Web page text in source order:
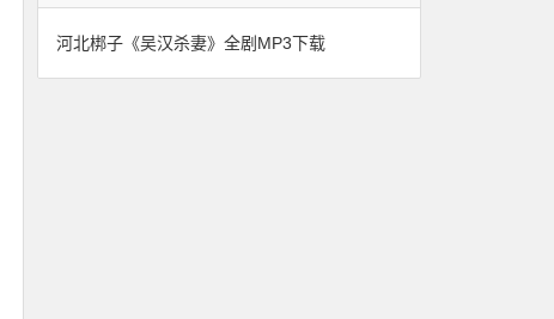
河北梆子《吴汉杀妻》全剧MP3下载